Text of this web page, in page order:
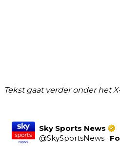
Tekst gaat verder onder het
Sky Sports News
@SkySportsNews ·